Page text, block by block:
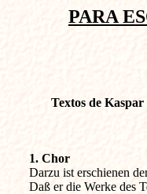
PARA
Textos de
1. Chor
Darzu ist erschienen
Daß er die Werke des